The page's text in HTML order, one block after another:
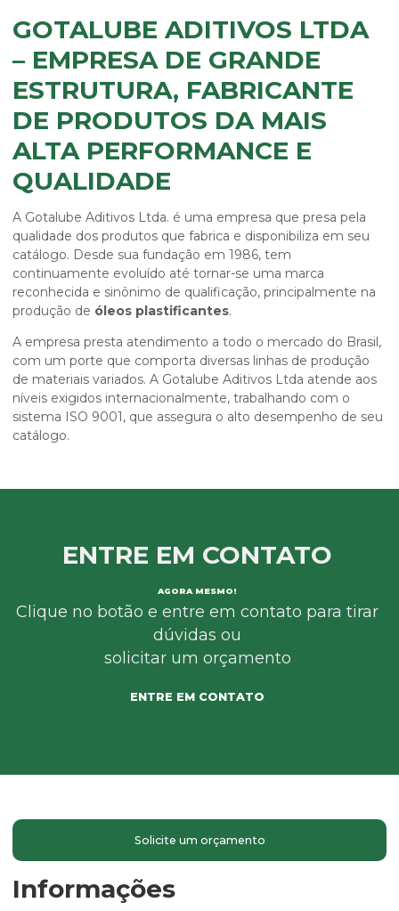
GOTALUBE ADITIVOS LTDA
– EMPRESA DE GRANDE
ESTRUTURA, FABRICANTE
DE PRODUTOS DA MAIS
ALTA PERFORMANCE E
QUALIDADE
A Gotalube Aditivos Ltda. é uma empresa que presa pela
qualidade dos produtos que fabrica e disponibiliza em seu
catálogo. Desde sua fundação em 1986, tem
continuamente evoluído até tornar-se uma marca
reconhecida e sinônimo de qualificação, principalmente na
produção de óleos plastificantes.
A empresa presta atendimento a todo o mercado do Brasil,
com um porte que comporta diversas linhas de produção
de materiais variados. A Gotalube Aditivos Ltda atende aos
níveis exigidos internacionalmente, trabalhando com o
sistema ISO 9001, que assegura o alto desempenho de seu
catálogo.
ENTRE EM CONTATO
AGORA MESMO!
Clique no botão e entre em contato para tirar
dúvidas ou
solicitar um orçamento
ENTRE EM CONTATO
Solicite um orçamento
Informações